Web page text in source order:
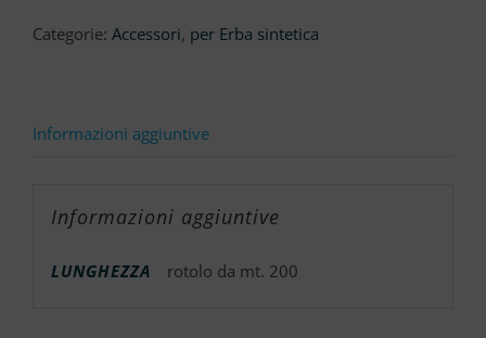
Categorie: Accessori, per Erba sintetica
Informazioni aggiuntive
Informazioni aggiuntive
LUNGHEZZA rotolo da mt. 200